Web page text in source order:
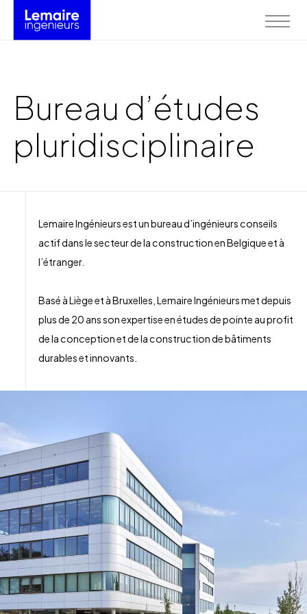
Bureau d’études
pluridisciplinaire
Lemaire Ingénieurs est un bureau d’ingénieurs conseils
actif dans le secteur de la construction en Belgique et à
l’étranger.
Basé à Liège et à Bruxelles, Lemaire Ingénieurs met depuis
plus de 20 ans son expertise en études de pointe au profit
de la conception et de la construction de bâtiments
durables et innovants.